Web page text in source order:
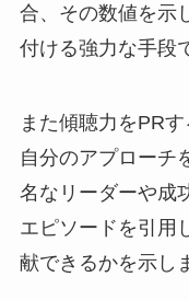
合、その数値を示
付ける強力な手段
また傾聴力をPR
自分のアプローチ
名なリーダーや成
エピソードを引用
献できるかを示し